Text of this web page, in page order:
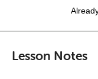
Lesson Notes